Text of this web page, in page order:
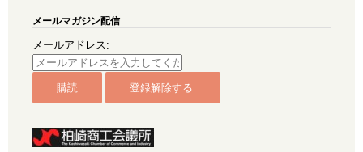
メールマガジン配信
メールアドレス: